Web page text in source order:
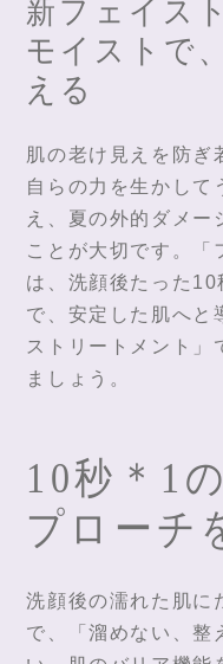
新フェイス
モイストで
える
肌の老け見えを防ぎ
自らの力を生かして
え、夏の外的ダメー
ことが大切です。「
は、洗顔後たった
で、安定した肌へと
ストリートメント」
ましょう。
10秒＊1
プローチ
洗顔後の濡れた肌に
で、「溜めない、整